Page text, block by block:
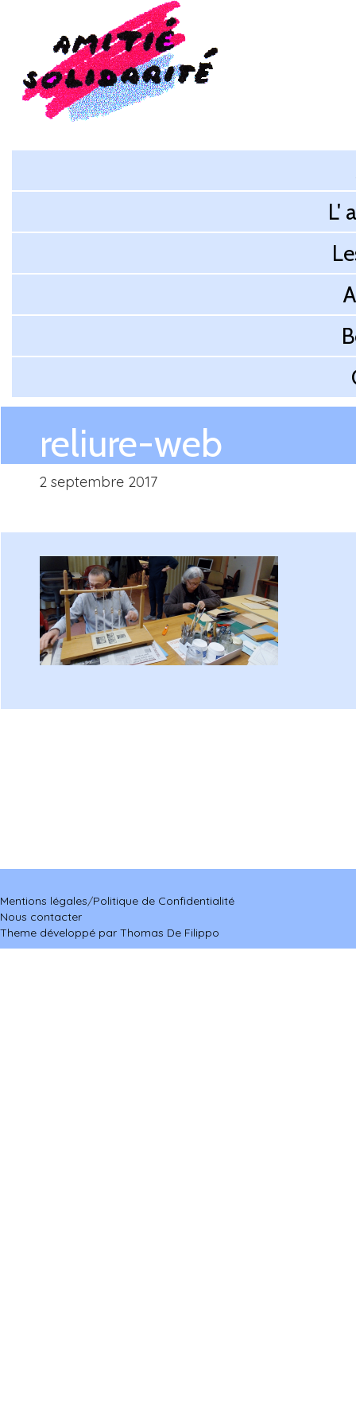
L'
reliure-web
2 septembre 2017
Mentions légales/Politique de Confidentialité
Nous contacter
Theme développé par Thomas De Filippo